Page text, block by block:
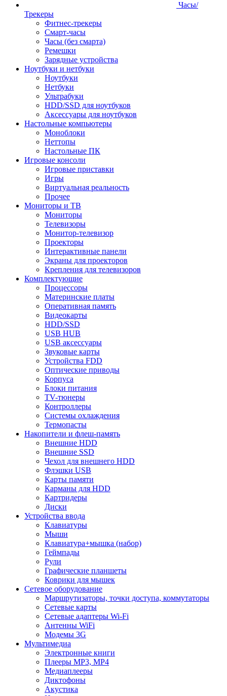
Часы/
Трекеры
Фитнес-трекеры
Смарт-часы
Часы (без смарта)
Ремешки
Зарядные устройства
Ноутбуки и нетбуки
Ноутбуки
Нетбуки
Ультрабуки
HDD/SSD для ноутбуков
Аксессуары для ноутбуков
Настольные компьютеры
Моноблоки
Неттопы
Настольные ПК
Игровые консоли
Игровые приставки
Игры
Виртуальная реальность
Прочее
Мониторы и ТВ
Мониторы
Телевизоры
Монитор-телевизор
Проекторы
Интерактивные панели
Экраны для проекторов
Крепления для телевизоров
Комплектующие
Процессоры
Материнские платы
Оперативная память
Видеокарты
HDD/SSD
USB HUB
USB аксессуары
Звуковые карты
Устройства FDD
Оптические приводы
Корпуса
Блоки питания
TV-тюнеры
Контроллеры
Системы охлаждения
Термопасты
Накопители и флеш-память
Внешние HDD
Внешние SSD
Чехол для внешнего HDD
Флэшки USB
Карты памяти
Карманы для HDD
Картридеры
Диски
Устройства ввода
Клавиатуры
Мыши
Клавиатура+мышка (набор)
Геймпады
Рули
Графические планшеты
Коврики для мышек
Сетевое оборудование
Маршрутизаторы, точки доступа, коммутаторы
Сетевые карты
Сетевые адаптеры Wi-Fi
Антенны WiFi
Модемы 3G
Мультимедиа
Электронные книги
Плееры MP3, MP4
Медиаплееры
Диктофоны
Акустика